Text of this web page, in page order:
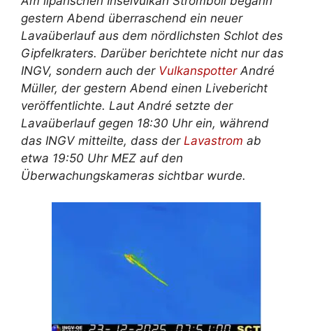
gestern Abend überraschend ein neuer
Lavaüberlauf aus dem nördlichsten Schlot des
Gipfelkraters. Darüber berichtete nicht nur das
INGV, sondern auch der VulkanspotterAndré
Müller, der gestern Abend einen Livebericht
veröffentlichte. Laut André setzte der
Lavaüberlauf gegen 18:30 Uhr ein, während
das INGV mitteilte, dass der Lavastrom ab
etwa 19:50 Uhr MEZ auf den
Überwachungskameras sichtbar wurde.